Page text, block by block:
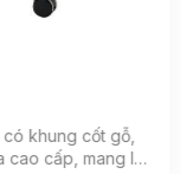
có khung cốt gỗ,
cao cấp, mang lại